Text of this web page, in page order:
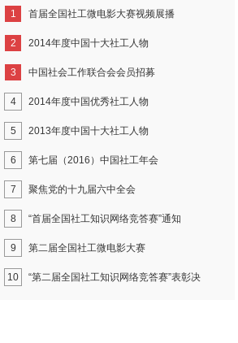
1 首届全国社工微电影大赛视频展播
2 2014年度中国十大社工人物
3 中国社会工作联合会会员招募
4 2014年度中国优秀社工人物
5 2013年度中国十大社工人物
6 第七届（2016）中国社工年会
7 聚焦党的十九届六中全会
8 “首届全国社工知识网络竞答赛”通知
9 第二届全国社工微电影大赛
10 “第二届全国社工知识网络竞答赛”表彰决